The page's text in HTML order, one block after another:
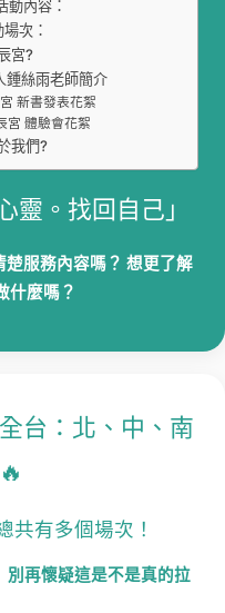
動內容：
次：
宮?
鍾絲雨老師簡介
新書發表花絮
宮 體驗會花絮
我們?
靈。找回自己」
服務內容嗎？ 想更了解
什麼嗎？
台：北、中、南
共有多個場次！
別再懷疑這是不是真的拉